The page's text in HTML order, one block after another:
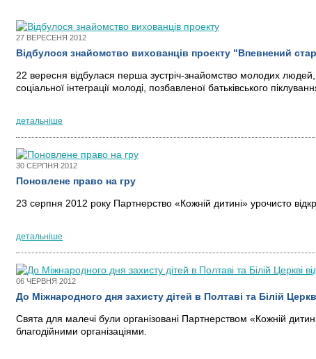
27 ВЕРЕСЕНЯ 2012
Відбулося знайомство вихованців проекту "Впевнений
22 вересня відбулася перша зустріч-знайомство молодих
соціальної інтеграції молоді, позбавленої батьківського
детальніше
30 СЕРПНЯ 2012
Поновлене право на гру
23 серпня 2012 року Партнерство «Кожній дитині» урочисто
детальніше
06 ЧЕРВНЯ 2012
До Міжнародного дня захисту дітей в Полтаві та Білій
Свята для малечі були організовані Партнерством «Кожній
благодійними організаціями.